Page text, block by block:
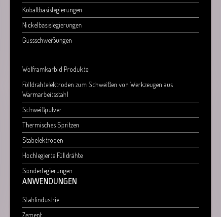
Kobaltbasislegierungen
Nickelbasislegierungen
Gussschweißungen
Wolframkarbid Produkte
Fülldrahtelektroden zum Schweißen von Werkzeugen aus
Warmarbeitsstahl
Schweißpulver
Thermisches Spritzen
Stabelektroden
Hochlegierte Fülldrähte
Sonderlegierungen
ANWENDUNGEN
Stahlindustrie
Zement